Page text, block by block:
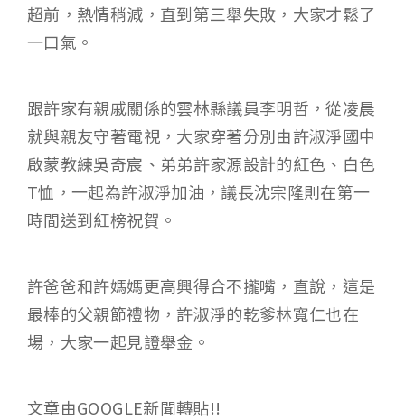
超前，熱情稍減，直到第三舉失敗，大家才鬆了
一口氣。
跟許家有親戚關係的雲林縣議員李明哲，從凌晨
就與親友守著電視，大家穿著分別由許淑淨國中
啟蒙教練吳奇宸、弟弟許家源設計的紅色、白色
T恤，一起為許淑淨加油，議長沈宗隆則在第一
時間送到紅榜祝賀。
許爸爸和許媽媽更高興得合不攏嘴，直說，這是
最棒的父親節禮物，許淑淨的乾爹林寬仁也在
場，大家一起見證舉金。
文章由GOOGLE新聞轉貼!!